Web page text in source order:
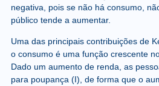
negativa, pois se não há consumo,
público tende a aumentar.
Uma das principais contribuições de
o consumo é uma função crescente
Dado um aumento de renda, as
para poupança (I), de forma que o